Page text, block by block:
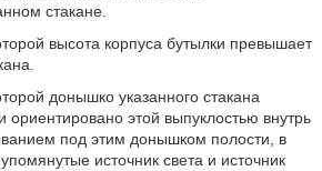
стакане.
высота корпуса бутылки превышает
донышко указанного стакана
этой выпуклостью внутрь
под этим донышком полости, в
источник света и источник